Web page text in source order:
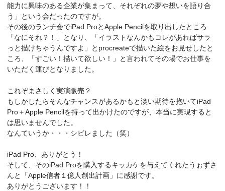
能力に興味のある企業が集まって、それぞれの夢や想いを語り合
う」という会だったのですが。
その後のランチ会でiPad ProとApple Pencilを取り出したところ
「なにそれ？！」となり、「イラストなんかもコレがあればサラ
っと描けちゃうんですよ」とprocreateで描いた絵をお見せしたと
ころ、「すごい！描いて欲しい！」と言われてその場でお仕事を
いただく運びとなりました。
これぞまさしく実演販売？
もしかしたらそんなチャンスがあるかもと淡い期待を抱いてiPad
Pro＋Apple Pencilを持って出かけたのですが、本当に実現すると
は思いませんでした。
なんていうか・・・シビレました（笑）
iPad Pro、ありがとう！
そして、そのiPad Proを購入するキッカケを与えてくれたうぉずさ
んと「Apple信者１億人創出計画」に感謝です。
ありがとうございます！！